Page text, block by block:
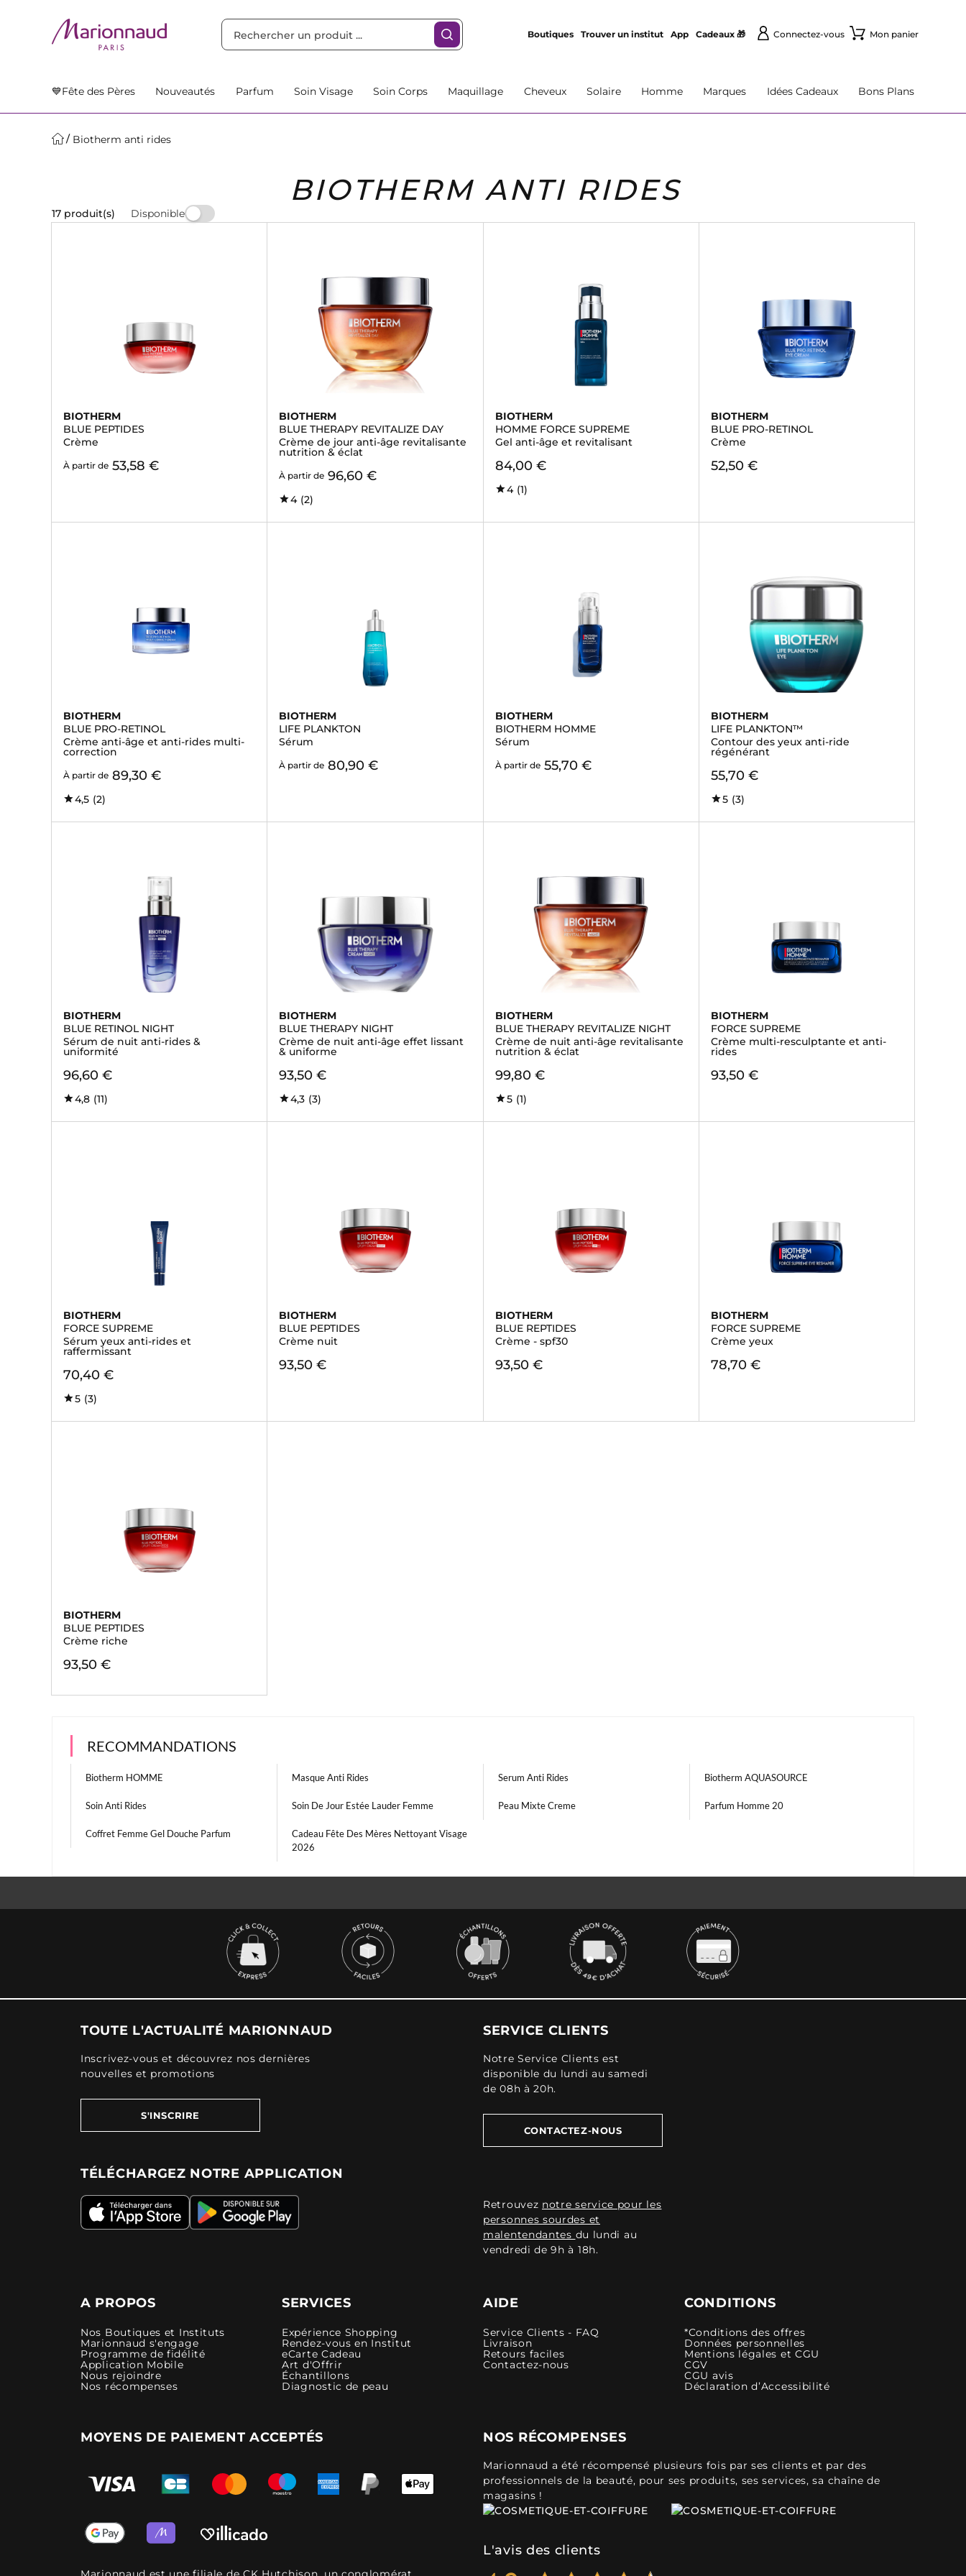
Boutiques Trouver un institut App Cadeaux 🎁 Connectez-vous Mon panier
💙Fête des Pères Nouveautés Parfum Soin Visage Soin Corps Maquillage Cheveux Solaire Homme Marques Idées Cadeaux Bons Plans
Biotherm anti rides
BIOTHERM ANTI RIDES
17 produit(s) Disponible
BIOTHERM
BLUE PEPTIDES
Crème
À partir de 53,58 €
BIOTHERM
BLUE THERAPY REVITALIZE DAY
Crème de jour anti-âge revitalisante
nutrition & éclat
À partir de 96,60 €
4 (2)
BIOTHERM
HOMME FORCE SUPREME
Gel anti-âge et revitalisant
84,00 €
4 (1)
BIOTHERM
BLUE PRO-RETINOL
Crème
52,50 €
BIOTHERM
BLUE PRO-RETINOL
Crème anti-âge et anti-rides multi-
correction
À partir de 89,30 €
4,5 (2)
BIOTHERM
LIFE PLANKTON
Sérum
À partir de 80,90 €
BIOTHERM
BIOTHERM HOMME
Sérum
À partir de 55,70 €
BIOTHERM
LIFE PLANKTON™
Contour des yeux anti-ride
régénérant
55,70 €
5 (3)
BIOTHERM
BLUE RETINOL NIGHT
Sérum de nuit anti-rides &
uniformité
96,60 €
4,8 (11)
BIOTHERM
BLUE THERAPY NIGHT
Crème de nuit anti-âge effet lissant
& uniforme
93,50 €
4,3 (3)
BIOTHERM
BLUE THERAPY REVITALIZE NIGHT
Crème de nuit anti-âge revitalisante
nutrition & éclat
99,80 €
5 (1)
BIOTHERM
FORCE SUPREME
Crème multi-resculptante et anti-
rides
93,50 €
BIOTHERM
FORCE SUPREME
Sérum yeux anti-rides et
raffermissant
70,40 €
5 (3)
BIOTHERM
BLUE PEPTIDES
Crème nuit
93,50 €
BIOTHERM
BLUE REPTIDES
Crème - spf30
93,50 €
BIOTHERM
FORCE SUPREME
Crème yeux
78,70 €
BIOTHERM
BLUE PEPTIDES
Crème riche
93,50 €
RECOMMANDATIONS
Biotherm HOMME Masque Anti Rides Serum Anti Rides Biotherm AQUASOURCE
Soin Anti Rides Soin De Jour Estée Lauder Femme Peau Mixte Creme Parfum Homme 20
Coffret Femme Gel Douche Parfum
Cadeau Fête Des Mères Nettoyant Visage
2026
TOUTE L'ACTUALITÉ MARIONNAUD
Inscrivez-vous et découvrez nos dernières
nouvelles et promotions
S'INSCRIRE
TÉLÉCHARGEZ NOTRE APPLICATION
SERVICE CLIENTS
Notre Service Clients est
disponible du lundi au samedi
de 08h à 20h.
CONTACTEZ-NOUS
Retrouvez notre service pour les
personnes sourdes et
malentendantes du lundi au
vendredi de 9h à 18h.
A PROPOS
Nos Boutiques et Instituts
Marionnaud s'engage
Programme de fidélité
Application Mobile
Nous rejoindre
Nos récompenses
SERVICES
Expérience Shopping
Rendez-vous en Institut
eCarte Cadeau
Art d'Offrir
Échantillons
Diagnostic de peau
AIDE
Service Clients - FAQ
Livraison
Retours faciles
Contactez-nous
CONDITIONS
*Conditions des offres
Données personnelles
Mentions légales et CGU
CGV
CGU avis
Déclaration d’Accessibilité
MOYENS DE PAIEMENT ACCEPTÉS NOS RÉCOMPENSES
Marionnaud a été récompensé plusieurs fois par ses clients et par des
professionnels de la beauté, pour ses produits, ses services, sa chaîne de
magasins !
L'avis des clients